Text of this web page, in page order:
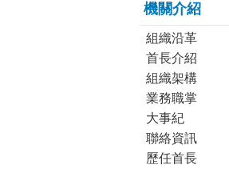
機關介紹
組織沿革
首長介紹
組織架構
業務職掌
大事紀
聯絡資訊
歷任首長